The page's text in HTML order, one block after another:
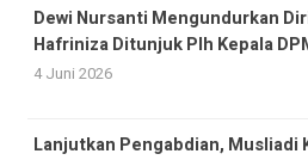
Dewi Nursanti Mengundurkan
Hafriniza Ditunjuk Plh Kepala
4 Juni 2026
Lanjutkan Pengabdian, Musliadi